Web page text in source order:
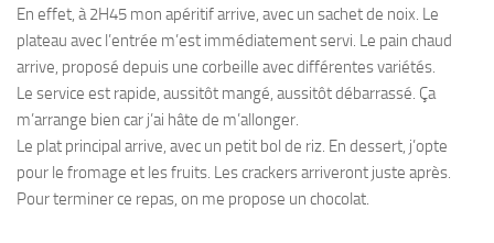
En effet, à 2H45 mon apéritif arrive, avec un sachet de noix. Le
plateau avec l’entrée m’est immédiatement servi. Le pain chaud
arrive, proposé depuis une corbeille avec différentes variétés.
Le service est rapide, aussitôt mangé, aussitôt débarrassé. Ça
m’arrange bien car j’ai hâte de m’allonger.
Le plat principal arrive, avec un petit bol de riz. En dessert, j’opte
pour le fromage et les fruits. Les crackers arriveront juste après.
Pour terminer ce repas, on me propose un chocolat.